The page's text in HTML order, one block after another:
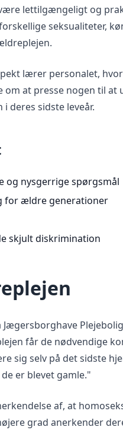
lettilgængeligt og
seksualiteter,
lærer personalet,
at presse nogen til at
deres sidste leveår.
og nysgerrige spørgsmål
for ældre generationer
skjult diskrimination
Jægersborghave
får de nødvendige
sig selv på det sidste
er blevet gamle."
af, at
grad anerkender